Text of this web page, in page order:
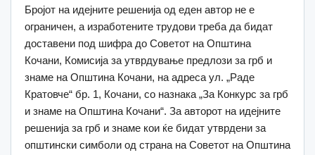
Бројот на идејните решенија од еден автор не е
ограничен, а изработените трудови треба да бидат
доставени под шифра до Советот на Општина
Кочани, Комисија за утврдување предлози за грб и
знаме на Општина Кочани, на адреса ул. „Раде
Кратовче“ бр. 1, Кочани, со назнака „За Конкурс за грб
и знаме на Општина Кочани“. За авторот на идејните
решенија за грб и знаме кои ќе бидат утврдени за
општински симболи од страна на Советот на Општина